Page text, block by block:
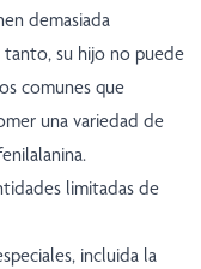
demasiada
tanto, su hijo no puede
comunes que
una variedad de
limitadas de
incluida la